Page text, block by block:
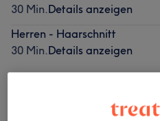
30 Min.Details anzeigen
Herren - Haarschnitt
30 Min.Details anzeigen